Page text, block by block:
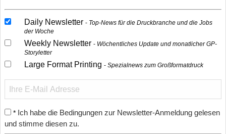
Daily Newsletter
Top-News für die Druckbranche und die Jobs
der Woche
Weekly Newsletter
Wöchentliches Update und monatlicher GP-
Storyletter
Large Format Printing Spezialnews zum Großformatdruck
* Ich habe die Bedingungen zur Newsletter-Anmeldung gelesen
und stimme diesen zu.